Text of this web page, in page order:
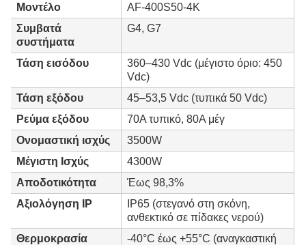
Μοντέλο
AF-400S50-4K
Συμβατά
συστήματα
G4, G7
Τάση εισόδου
360–430 Vdc (μέγιστο όριο: 450
Vdc)
Τάση εξόδου
45–53,5 Vdc (τυπικά 50 Vdc)
Ρεύμα εξόδου
70A τυπικό, 80A μέγ
Ονομαστική ισχύς
3500W
Μέγιστη Ισχύς
4300W
Αποδοτικότητα
Έως 98,3%
Αξιολόγηση IP
IP65 (στεγανό στη σκόνη,
ανθεκτικό σε πίδακες νερού)
Θερμοκρασία
-40°C έως +55°C (αναγκαστική